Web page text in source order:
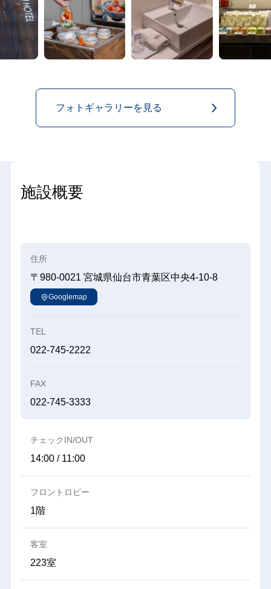
フォトギャラリーを見る
施設概要
住所
〒980-0021宮城県仙台市青葉区中央4-10-8
Googlemap
TEL
022-745-2222
FAX
022-745-3333
チェックIN/OUT
14:00 / 11:00
フロントロビー
1階
客室
223室